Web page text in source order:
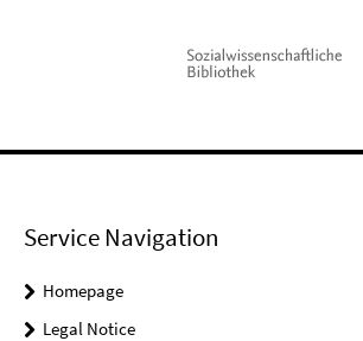
Service Navigation
Homepage
Legal Notice